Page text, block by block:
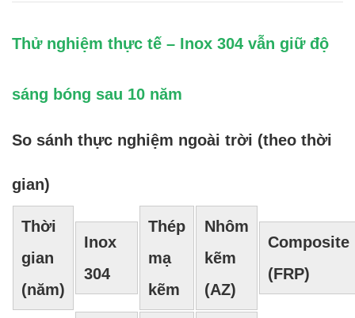
Thử nghiệm thực tế – Inox 304 vẫn giữ độ
sáng bóng sau 10 năm
So sánh thực nghiệm ngoài trời (theo thời
gian)
Thời
gian
(năm)
Inox
304
Thép
mạ
kẽm
Nhôm
kẽm
(AZ)
Composite
(FRP)